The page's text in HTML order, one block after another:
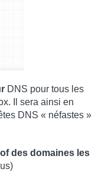
DNS pour tous les
Il sera ainsi en
DNS « néfastes »
des domaines les